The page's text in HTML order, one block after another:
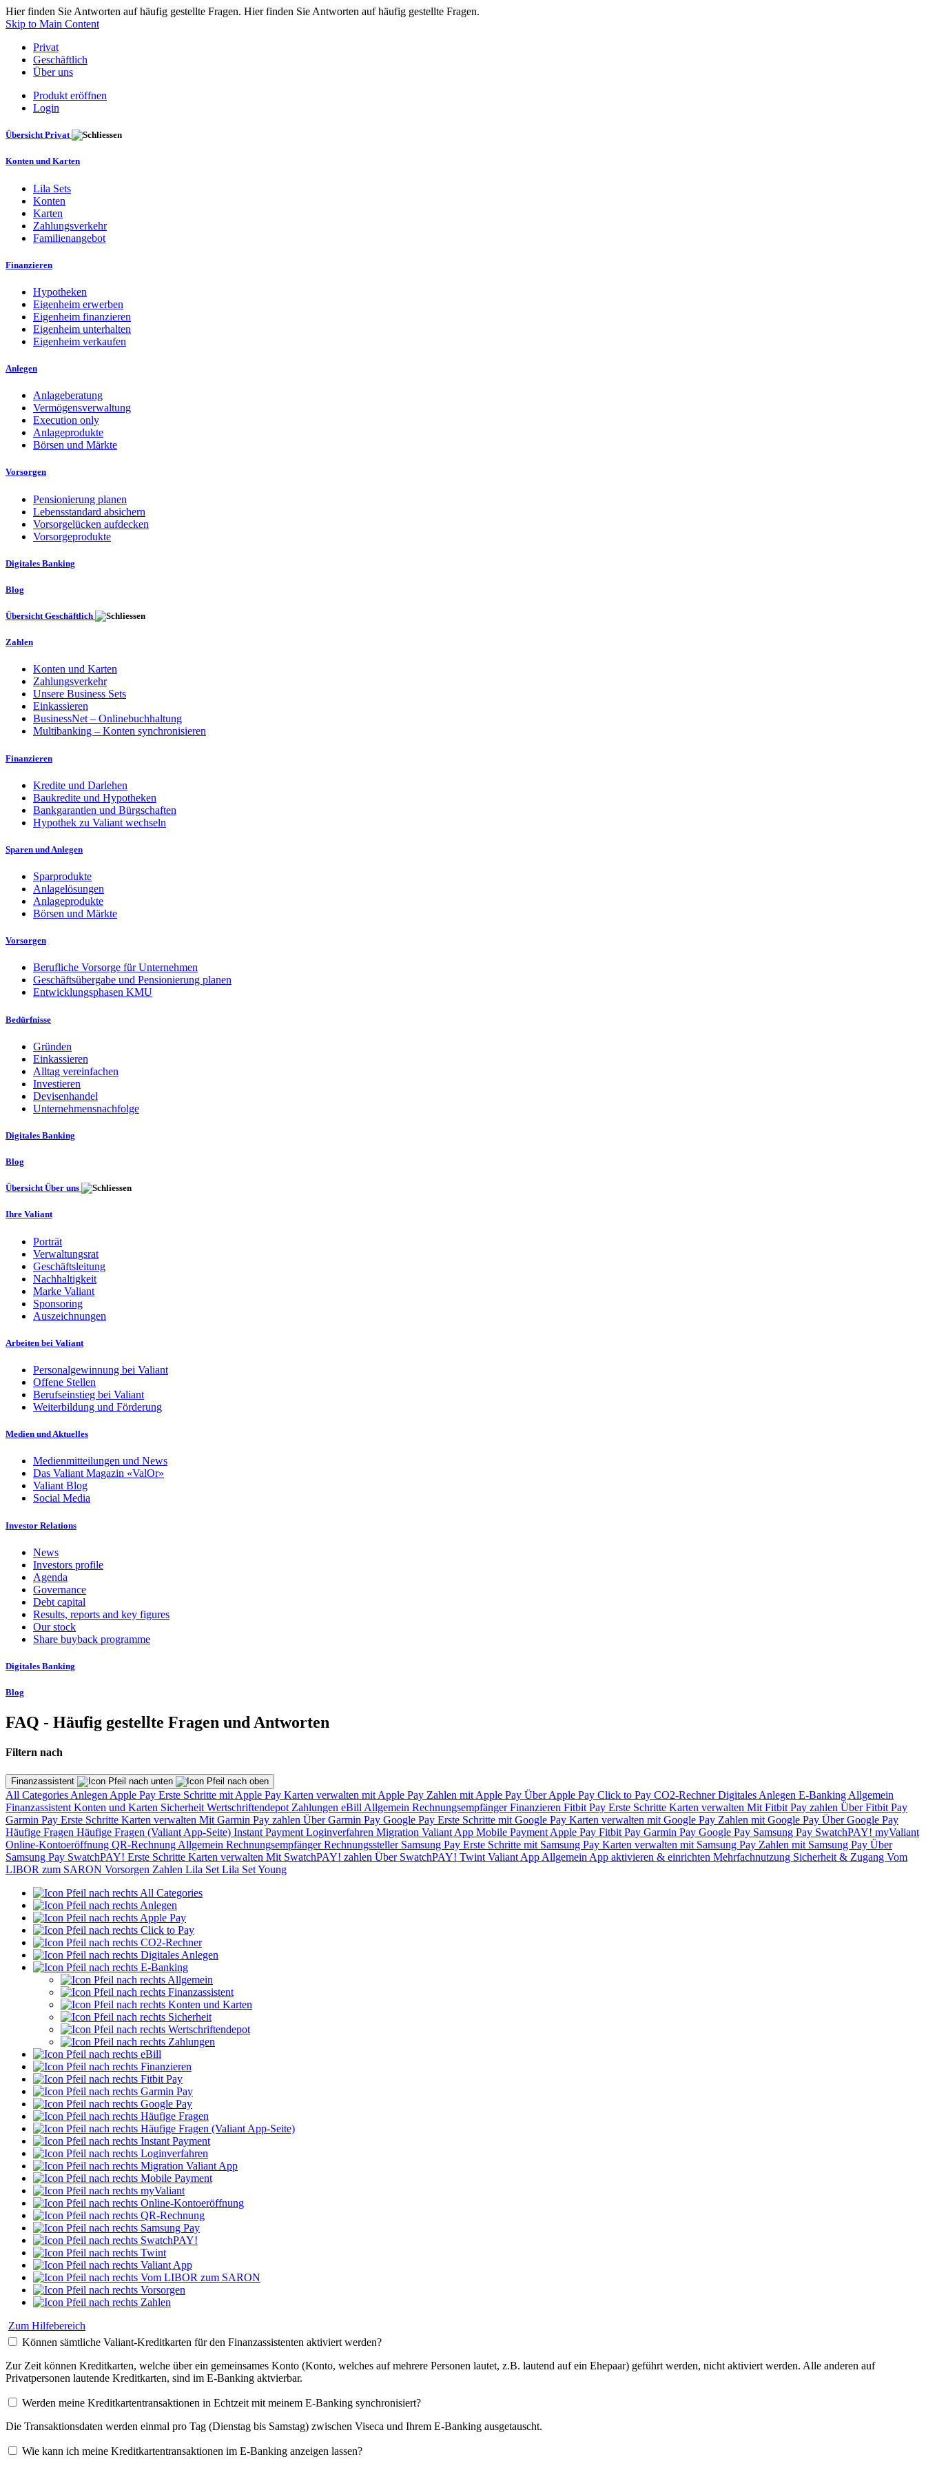
Hier finden Sie Antworten auf häufig gestellte Fragen. Hier finden Sie Antworten auf häufig gestellte Fragen.
Skip to Main Content
Privat
Geschäftlich
Über uns
Produkt eröffnen
Login
Übersicht Privat
Konten und Karten
Lila Sets
Konten
Karten
Zahlungsverkehr
Familienangebot
Finanzieren
Hypotheken
Eigenheim erwerben
Eigenheim finanzieren
Eigenheim unterhalten
Eigenheim verkaufen
Anlegen
Anlageberatung
Vermögensverwaltung
Execution only
Anlageprodukte
Börsen und Märkte
Vorsorgen
Pensionierung planen
Lebensstandard absichern
Vorsorgelücken aufdecken
Vorsorgeprodukte
Digitales Banking
Blog
Übersicht Geschäftlich
Zahlen
Konten und Karten
Zahlungsverkehr
Unsere Business Sets
Einkassieren
BusinessNet – Onlinebuchhaltung
Multibanking – Konten synchronisieren
Finanzieren
Kredite und Darlehen
Baukredite und Hypotheken
Bankgarantien und Bürgschaften
Hypothek zu Valiant wechseln
Sparen und Anlegen
Sparprodukte
Anlagelösungen
Anlageprodukte
Börsen und Märkte
Vorsorgen
Berufliche Vorsorge für Unternehmen
Geschäftsübergabe und Pensionierung planen
Entwicklungsphasen KMU
Bedürfnisse
Gründen
Einkassieren
Alltag vereinfachen
Investieren
Devisenhandel
Unternehmensnachfolge
Digitales Banking
Blog
Übersicht Über uns
Ihre Valiant
Porträt
Verwaltungsrat
Geschäftsleitung
Nachhaltigkeit
Marke Valiant
Sponsoring
Auszeichnungen
Arbeiten bei Valiant
Personalgewinnung bei Valiant
Offene Stellen
Berufseinstieg bei Valiant
Weiterbildung und Förderung
Medien und Aktuelles
Medienmitteilungen und News
Das Valiant Magazin «ValOr»
Valiant Blog
Social Media
Investor Relations
News
Investors profile
Agenda
Governance
Debt capital
Results, reports and key figures
Our stock
Share buyback programme
Digitales Banking
Blog
FAQ - Häufig gestellte Fragen und Antworten
Filtern nach
Finanzassistent
All Categories Anlegen Apple Pay Erste Schritte mit Apple Pay Karten verwalten mit Apple Pay Zahlen mit Apple Pay Über Apple Pay Click to Pay CO2-RechnerDigitales Anlegen E-Banking Allgemein
Finanzassistent Konten und Karten Sicherheit Wertschriftendepot Zahlungen eBill Allgemein RechnungsempfängerFinanzieren Fitbit Pay Erste Schritte Karten verwalten Mit Fitbit Pay zahlen Über Fitbit Pay
Garmin Pay Erste Schritte Karten verwalten Mit Garmin Pay zahlen Über Garmin Pay Google Pay Erste Schritte mit Google Pay Karten verwalten mit Google Pay Zahlen mit Google Pay Über Google Pay
Häufige Fragen Häufige Fragen (Valiant App-Seite) Instant Payment Loginverfahren Migration Valiant App Mobile Payment Apple Pay Fitbit Pay Garmin Pay Google Pay Samsung Pay SwatchPAY! myValiant
Online-Kontoeröffnung QR-Rechnung Allgemein RechnungsempfängerRechnungssteller Samsung Pay Erste Schritte mit Samsung Pay Karten verwalten mit Samsung Pay Zahlen mit Samsung Pay Über
Samsung Pay SwatchPAY! Erste Schritte Karten verwalten Mit SwatchPAY! zahlen Über SwatchPAY! Twint Valiant App Allgemein App aktivieren & einrichten Mehrfachnutzung Sicherheit & Zugang Vom
LIBOR zum SARON Vorsorgen Zahlen Lila Set Lila Set Young
All Categories
Anlegen
Apple Pay
Click to Pay
CO2-Rechner
Digitales Anlegen
E-Banking
Allgemein
Finanzassistent
Konten und Karten
Sicherheit
Wertschriftendepot
Zahlungen
eBill
Finanzieren
Fitbit Pay
Garmin Pay
Google Pay
Häufige Fragen
Häufige Fragen (Valiant App-Seite)
Instant Payment
Loginverfahren
Migration Valiant App
Mobile Payment
myValiant
Online-Kontoeröffnung
QR-Rechnung
Samsung Pay
SwatchPAY!
Twint
Valiant App
Vom LIBOR zum SARON
Vorsorgen
Zahlen
Zum Hilfebereich
Können sämtliche Valiant-Kreditkarten für den Finanzassistenten aktiviert werden?
Zur Zeit können Kreditkarten, welche über ein gemeinsames Konto (Konto, welches auf mehrere Personen lautet, z.B. lautend auf ein Ehepaar) geführt werden, nicht aktiviert werden. Alle anderen auf
Privatpersonen lautende Kreditkarten, sind im E-Banking aktvierbar.
Werden meine Kreditkartentransaktionen in Echtzeit mit meinem E-Banking synchronisiert?
Die Transaktionsdaten werden einmal pro Tag (Dienstag bis Samstag) zwischen Viseca und Ihrem E-Banking ausgetauscht.
Wie kann ich meine Kreditkartentransaktionen im E-Banking anzeigen lassen?